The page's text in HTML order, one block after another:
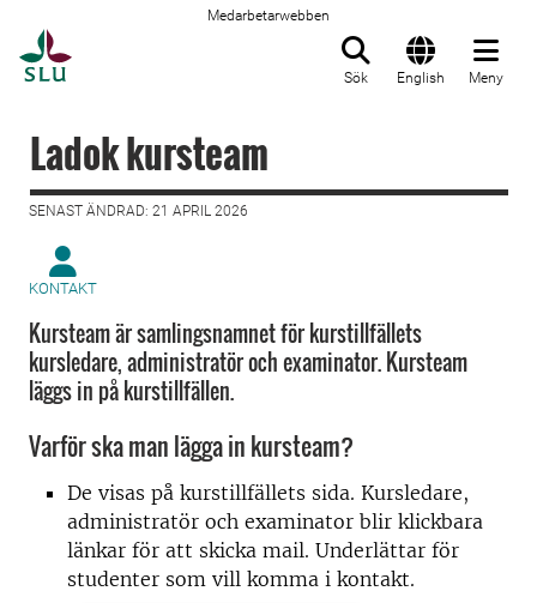
Medarbetarwebben
Sök English Meny
Ladok kursteam
SENAST ÄNDRAD: 21 APRIL 2026
KONTAKT
Kursteam är samlingsnamnet för kurstillfällets
kursledare, administratör och examinator. Kursteam
läggs in på kurstillfällen.
Varför ska man lägga in kursteam?
De visas på kurstillfällets sida. Kursledare,
administratör och examinator blir klickbara
länkar för att skicka mail. Underlättar för
studenter som vill komma i kontakt.